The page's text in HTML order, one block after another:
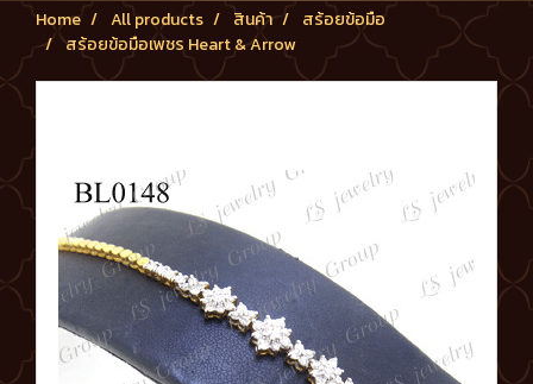
Home All products สินค้า
สร้อยข้อมือ
สร้อยข้อมือเพชร Heart & Arrow